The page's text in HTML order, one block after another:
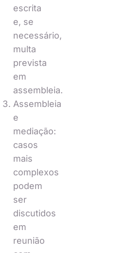
escrita
e, se
necessário,
multa
prevista
em
assembleia.
Assembleia
e
mediação:
casos
mais
complexos
podem
ser
discutidos
em
reunião